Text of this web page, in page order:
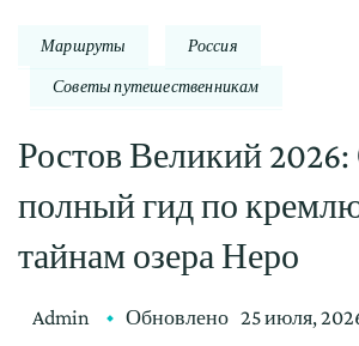
Маршруты Россия
Советы путешественникам
Ростов Великий
полный гид по
тайнам озера Неро
Admin Обновлено 25 июля,